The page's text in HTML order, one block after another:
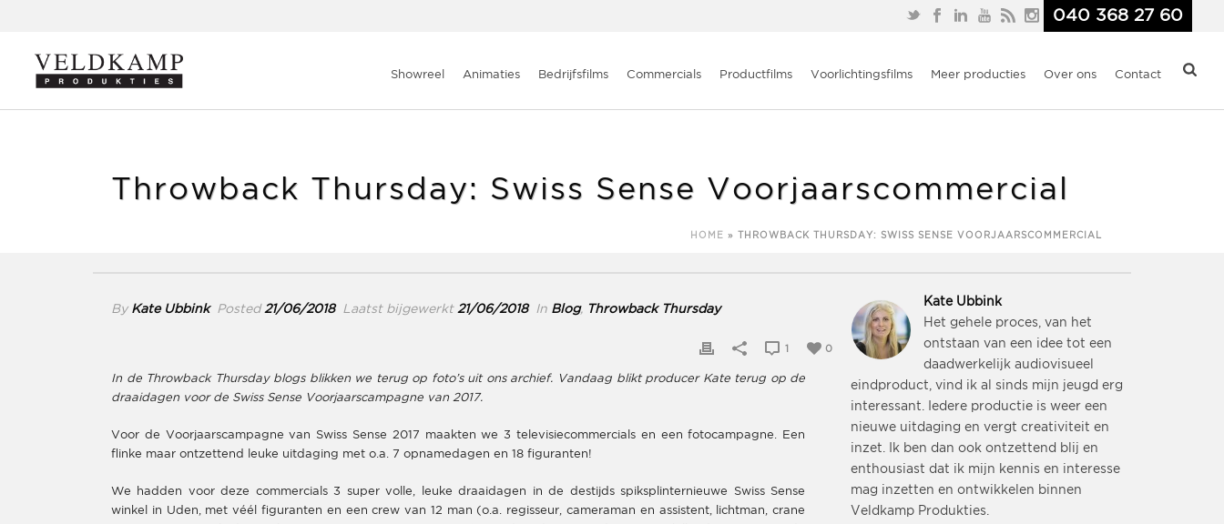
040 368 27 60
Showreel Animaties Bedrijfsfilms Commercials Productfilms Voorlichtingsfilms Meer producties Over ons Contact
Throwback Thursday: Swiss Sense Voorjaarscommercial
HOME » THROWBACK THURSDAY: SWISS SENSE VOORJAARSCOMMERCIAL
By Kate Ubbink Posted 21/06/2018Laatst bijgewerkt 21/06/2018 In Blog, Throwback Thursday
0
1
In de Throwback Thursday blogs blikken we terug op foto’s uit ons archief. Vandaag blikt producer Kate terug op de
draaidagen voor de Swiss Sense Voorjaarscampagne van 2017.
Voor de Voorjaarscampagne van Swiss Sense 2017 maakten we 3 televisiecommercials en een fotocampagne. Een
flinke maar ontzettend leuke uitdaging met o.a. 7 opnamedagen en 18 figuranten!
We hadden voor deze commercials 3 super volle, leuke draaidagen in de destijds spiksplinternieuwe Swiss Sense
winkel in Uden, met véél figuranten en een crew van 12 man (o.a. regisseur, cameraman en assistent, lichtman, crane
Kate Ubbink
Het gehele proces, van het
ontstaan van een idee tot een
daadwerkelijk audiovisueel
eindproduct, vind ik al sinds mijn jeugd erg
interessant. Iedere productie is weer een
nieuwe uitdaging en vergt creativiteit en
inzet. Ik ben dan ook ontzettend blij en
enthousiast dat ik mijn kennis en interesse
mag inzetten en ontwikkelen binnen
Veldkamp Produkties.